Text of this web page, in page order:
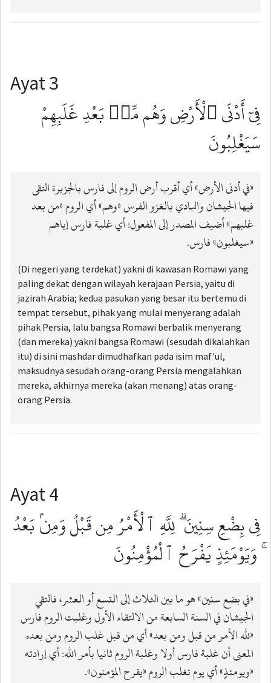
Ayat 3
فِىٓ أَدْنَى ٱلْأَرْضِ وَهُم مِّنۢ بَعْدِ غَلَبِهِمْ
سَيَغْلِبُونَ
«في أدنى الأرض» أي أقرب أرض الروم إلى فارس بالجزيرة التقى
فيها الجيشان والبادي بالغزو الفرس «وهم» أي الروم «من بعد
غلبهم» أضيف المصدر إلى المفعول: أي غلبة فارس إياهم
«سيغلبون» فارس.
(Di negeri yang terdekat) yakni di kawasan Romawi yang
paling dekat dengan wilayah kerajaan Persia, yaitu di
jazirah Arabia; kedua pasukan yang besar itu bertemu di
tempat tersebut, pihak yang mulai menyerang adalah
pihak Persia, lalu bangsa Romawi berbalik menyerang
(dan mereka) yakni bangsa Romawi (sesudah dikalahkan
itu) di sini mashdar dimudhafkan pada isim maf'ul,
maksudnya sesudah orang-orang Persia mengalahkan
mereka, akhirnya mereka (akan menang) atas orang-
orang Persia.
Ayat 4
فِى بِضْعِ سِنِينَ ۗ لِلَّهِ ٱلْأَمْرُ مِن قَبْلُ وَمِنۢ بَعْدُ
ۚ وَيَوْمَئِذٍ يَفْرَحُ ٱلْمُؤْمِنُونَ
«في بضع سنين» هو ما بين الثلاث إلى التسع أو العشر، فالتقي
الجيشان في السنة السابعة من الالتقاء الأول وغلبت الروم فارس
«لله الأمر من قبل ومن بعد» أي من قبل غلب الروم ومن بعده
المعنى أن غلبة فارس أولا وغلبة الروم ثانيا بأمر الله: أي إرادته
«ويومئذٍ» أي يوم تغلب الروم «يفرح المؤمنون».